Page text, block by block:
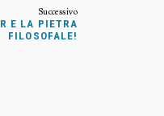
E LA PIETRA
FILOSOFALE!